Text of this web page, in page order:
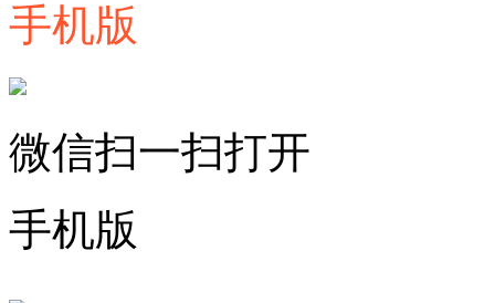
手机版
微信扫一扫打开
手机版